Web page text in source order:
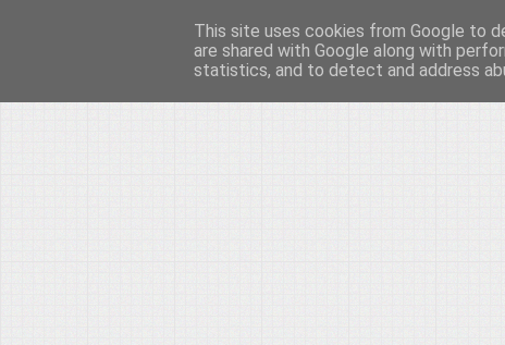
Το μεγαλείο των
Είμαστε πάντα εδώ για να μιλάμε
This site uses cookies from Google to
are shared with Google along with
statistics, and to detect and address